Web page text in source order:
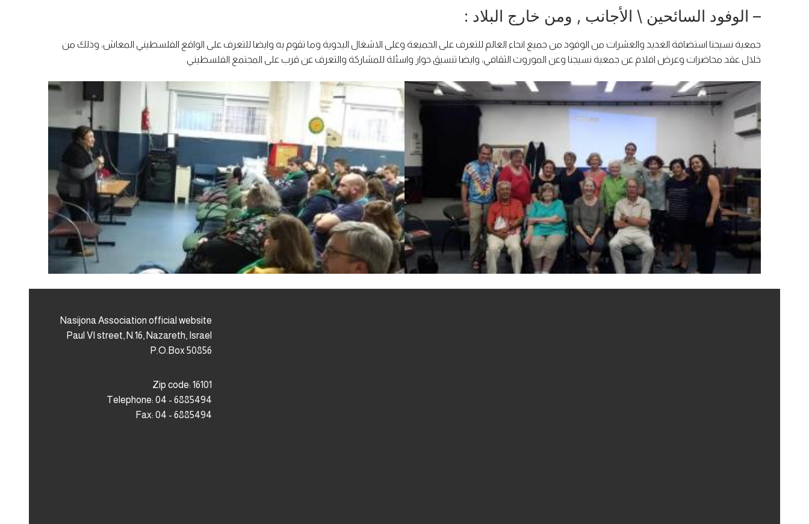
– الوفود السائحين \ الأجانب , ومن خارج البلاد :
جمعية نسيجنا استضافة العديد والعشرات من الوفود من جميع انحاء العالم للتعرف على الجميعة وعلى الاشغال اليدوية وما تقوم به وايضا للتعرف على الواقع الفلسطيني المعاش، وذلك من
خلال عقد محاضرات وعرض افلام عن جمعية نسيجنا وعن الموروث الثقافي، وايضا تنسيق حوار واسئلة للمشاركة والتعرف عن قرب على المجتمع الفلسطيني
Nasijona Association official website
Paul VI street, N.16, Nazareth, Israel
P.O.Box 50856
Zip code: 16101
Telephone: 04 - 6885494
Fax: 04 - 6885494